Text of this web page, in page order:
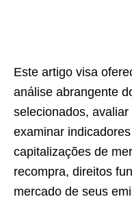
Este artigo visa
análise abrangente
selecionados,
examinar
capitalizações de
recompra, direitos
mercado de seus